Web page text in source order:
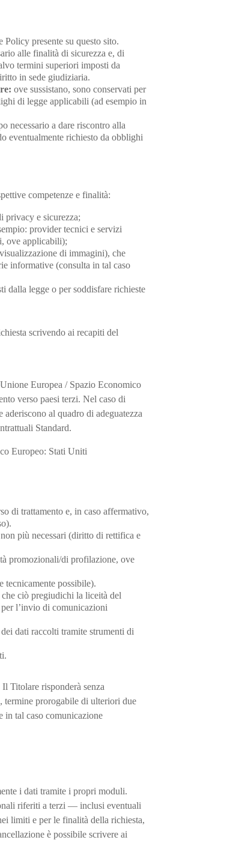
presente su questo sito.
alle finalità di sicurezza e, di
termini superiori imposti da
in sede giudiziaria.
ove sussistano, sono conservati per
di legge applicabili (ad esempio in
necessario a dare riscontro alla
eventualmente richiesto da obblighi
competenze e finalità:
privacy e sicurezza;
provider tecnici e servizi
ove applicabili);
di immagini), che
informative (consulta in tal caso
dalla legge o per soddisfare richieste
scrivendo ai recapiti del
Europea / Spazio Economico
verso paesi terzi. Nel caso di
al quadro di adeguatezza
Standard.
Europeo: Stati Uniti
di trattamento e, in caso affermativo,
più necessari (diritto di rettifica e
promozionali/di profilazione, ove
tecnicamente possibile).
che ciò pregiudichi la liceità del
l’invio di comunicazioni
dati raccolti tramite strumenti di
Titolare risponderà senza
termine prorogabile di ulteriori due
in tal caso comunicazione
i dati tramite i propri moduli.
riferiti a terzi — inclusi eventuali
limiti e per le finalità della richiesta,
è possibile scrivere ai